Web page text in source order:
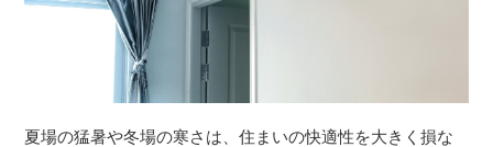
夏場の猛暑や冬場の寒さは、住まいの快適性を大きく損な